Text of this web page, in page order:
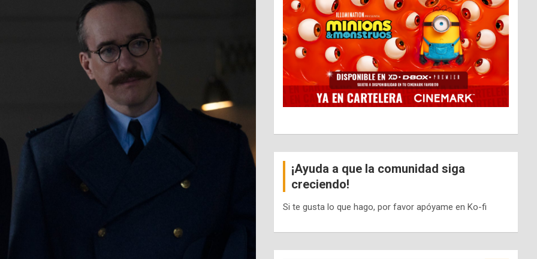
¡Ayuda a que la comunidad siga
creciendo!
Si te gusta lo que hago, por favor apóyame en Ko-fi